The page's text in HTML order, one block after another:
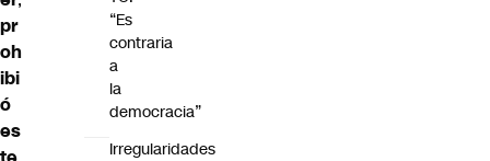
pr
oh
ibi
ó
es
“Es
contraria
a
la
democracia”
Irregularidades